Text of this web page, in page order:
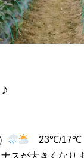
23℃/17℃
スが大きくなり